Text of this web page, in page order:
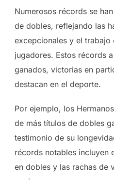
Numerosos récords se
de dobles, reflejando las
excepcionales y el trabajo
jugadores. Estos récords
ganados, victorias en
destacan en el deporte.
Por ejemplo, los
de más títulos de dobles
testimonio de su
récords notables incluyen
en dobles y las rachas de